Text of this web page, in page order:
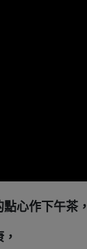
心作下午茶，